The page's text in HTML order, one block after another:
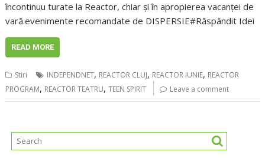
încontinuu turate la Reactor, chiar și în apropierea vacanței de
vară.evenimente recomandate de DISPERSIE#Răspândit Idei
READ MORE
Stiri INDEPENDNET, REACTOR CLUJ, REACTOR IUNIE, REACTOR
PROGRAM, REACTOR TEATRU,TEEN SPIRIT Leave a comment